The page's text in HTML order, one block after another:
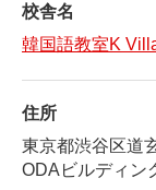
校舎名
韓国語教室K
住所
東京都渋谷区道
ODAビルディン